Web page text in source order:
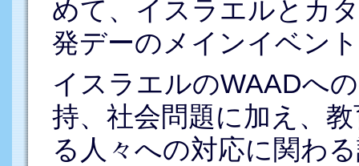
めて、イスラエルとカ
発デーのメインイベン
イスラエルのWAADへ
持、社会問題に加え、
る人々への対応に関わ